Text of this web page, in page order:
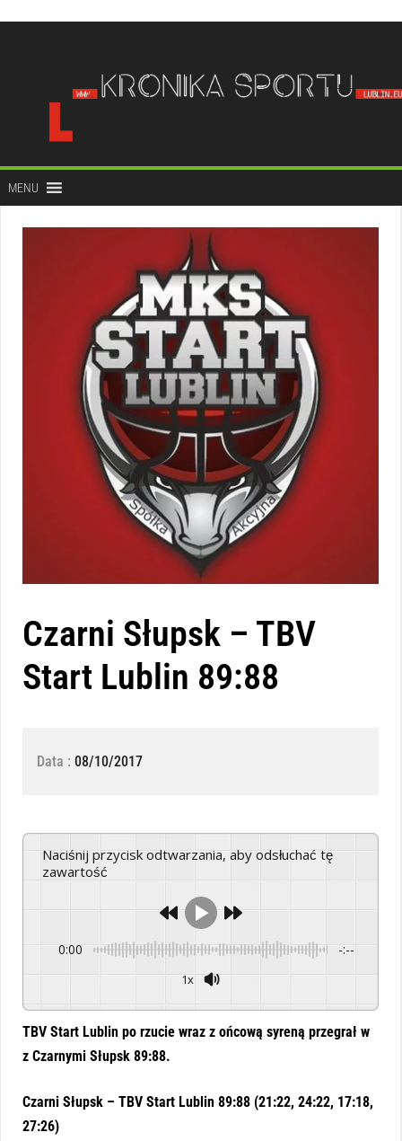
treści
MENU
Czarni Słupsk – TBV
Start Lublin 89:88
Data : 08/10/2017
Naciśnij przycisk odtwarzania, aby odsłuchać tę
zawartość
0:00 -:--
1x
TBV Start Lublin po rzucie wraz z ońcową syreną przegrał w
z Czarnymi Słupsk 89:88.
Czarni Słupsk – TBV Start Lublin 89:88 (21:22, 24:22, 17:18,
27:26)